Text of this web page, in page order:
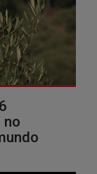
no